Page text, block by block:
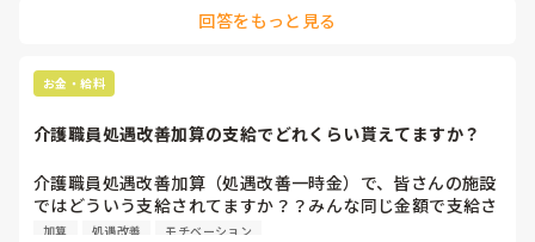
特定のⅠ〜Ⅳ＋Ⅴのいずれなのかまず気になりました。やはり
保険課（がほぼほぼの呼称なので、違う市町村かも知れません
が）への報告について、のことですか？
しょうか…？
回答をもっと見る
お金・給料
介護職員処遇改善加算の支給でどれくらい貰えてますか？
介護職員処遇改善加算（処遇改善一時金）で、皆さんの施設
ではどういう支給されてますか？？みんな同じ金額で支給さ
れてますか？それともバラバラですか？
加算 処遇改善 モチベーション